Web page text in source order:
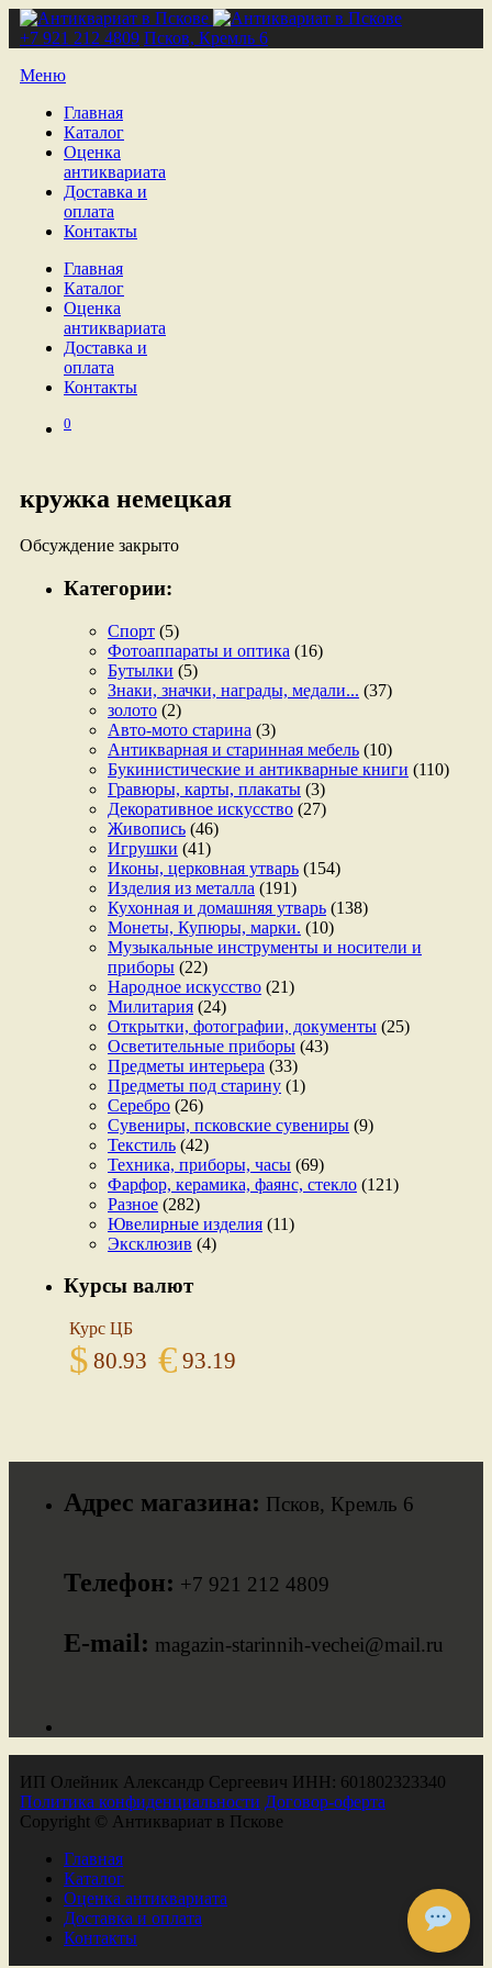
+7 921 212 4809 Псков, Кремль 6
Меню
Главная
Каталог
Оценка
антиквариата
Доставка и
оплата
Контакты
Главная
Каталог
Оценка
антиквариата
Доставка и
оплата
Контакты
0
кружка немецкая
Обсуждение закрыто
Категории:
Спорт (5)
Фотоаппараты и оптика (16)
Бутылки (5)
Знаки, значки, награды, медали... (37)
золото (2)
Авто-мото старина (3)
Антикварная и старинная мебель (10)
Букинистические и антикварные книги (110)
Гравюры, карты, плакаты (3)
Декоративное искусство (27)
Живопись (46)
Игрушки (41)
Иконы, церковная утварь (154)
Изделия из металла (191)
Кухонная и домашняя утварь (138)
Монеты, Купюры, марки. (10)
Музыкальные инструменты и носители и
приборы (22)
Народное искусство (21)
Милитария (24)
Открытки, фотографии, документы (25)
Осветительные приборы (43)
Предметы интерьера (33)
Предметы под старину (1)
Серебро (26)
Сувениры, псковские сувениры (9)
Текстиль (42)
Техника, приборы, часы (69)
Фарфор, керамика, фаянс, стекло (121)
Разное (282)
Ювелирные изделия (11)
Эксклюзив (4)
Курсы валют
Курс ЦБ
$ 80.93 € 93.19
Адрес магазина: Псков, Кремль 6
Телефон: +7 921 212 4809
E-mail: magazin-starinnih-vechei@mail.ru
ИП Олейник Александр Сергеевич ИНН: 601802323340
Политика конфиденциальности Договор-оферта
Copyright © Антиквариат в Пскове
Главная
Каталог
Оценка антиквариата
Доставка и оплата
Контакты